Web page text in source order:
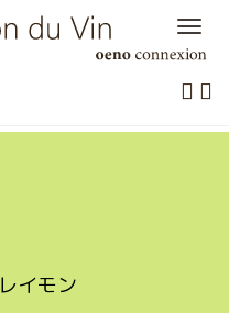
レイモン